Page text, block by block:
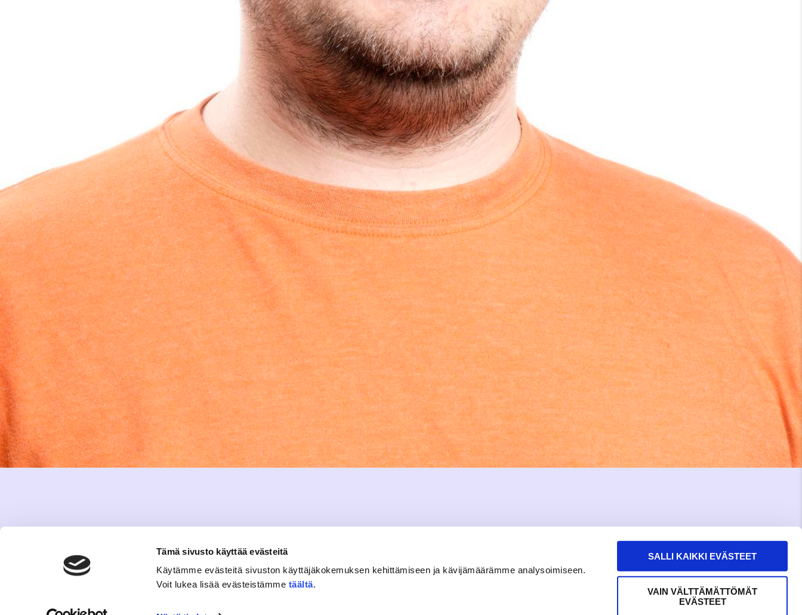
Tämä sivusto käyttää evästeitä
Käytämme evästeitä sivuston käyttäjäkokemuksen kehittämiseen ja kävijämäärämme analysoimiseen.
Voit lukea lisää evästeistämme täältä.
SALLI KAIKKI EVÄSTEET
VAIN VÄLTTÄMÄTTÖMÄT
EVÄSTEET